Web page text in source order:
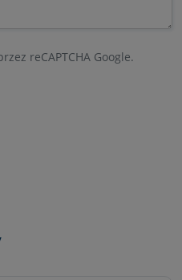
reCAPTCHA Google.